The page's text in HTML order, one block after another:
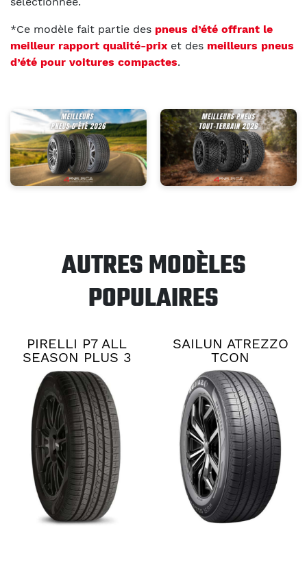
*Ce modèle fait partie des pneus d’été offrant le
meilleur rapport qualité-prix et des meilleurs pneus
d’été pour voitures compactes.
AUTRES MODÈLES
POPULAIRES
PIRELLI P7 ALL
SEASON PLUS 3
SAILUN ATREZZO
TCON